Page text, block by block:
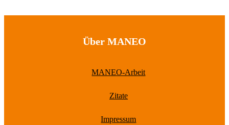
Über MANEO
MANEO-Arbeit
Zitate
Impressum